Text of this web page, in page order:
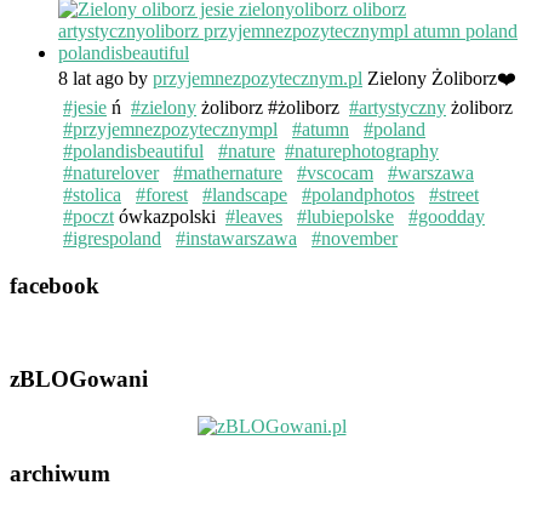
8 lat ago by przyjemnezpozytecznym.pl Zielony Żoliborz❤️
#jesie ń #zielony żoliborz #żoliborz #artystyczny żoliborz
#przyjemnezpozytecznympl
#atumn
#poland
#polandisbeautiful
#nature #naturephotography
#naturelover
#mathernature #vscocam
#warszawa
#stolica
#forest #landscape #polandphotos
#street
#poczt ówkazpolski #leaves #lubiepolske
#goodday
#igrespoland
#instawarszawa #november
facebook
zBLOGowani
archiwum